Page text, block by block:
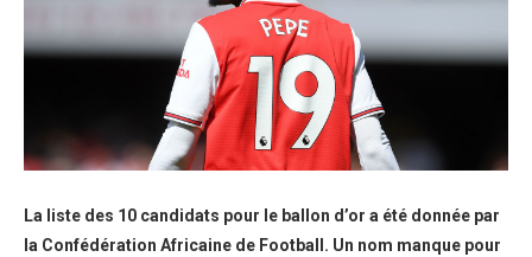
La liste des 10 candidats pour le ballon d’or a été donnée par
la Confédération Africaine de Football. Un nom manque pour